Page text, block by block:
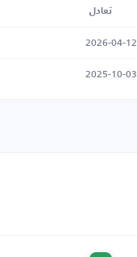
تعادل
2026-04-12
2025-10-03